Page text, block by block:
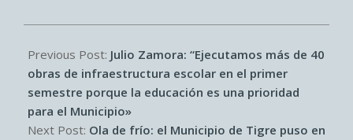
07-
05
Previous Post: Julio Zamora: “Ejecutamos más de 40
obras de infraestructura escolar en el primer
semestre porque la educación es una prioridad
para el Municipio»
Next Post: Ola de frío: el Municipio de Tigre puso en